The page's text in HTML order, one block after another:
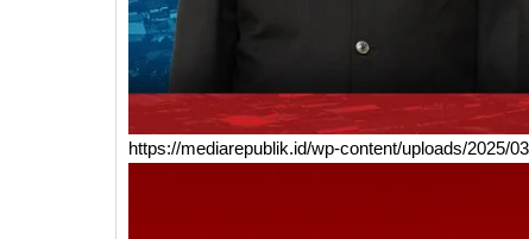
https://mediarepublik.id/wp-content/uploads/2025/